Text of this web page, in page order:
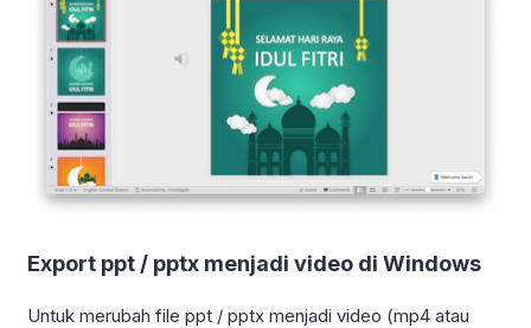
Export ppt / pptx menjadi video di Windows
Untuk merubah file ppt / pptx menjadi video (mp4 atau